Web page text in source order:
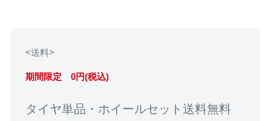
<送料>
期間限定 0円(税込)
タイヤ単品・ホイールセット送料無料